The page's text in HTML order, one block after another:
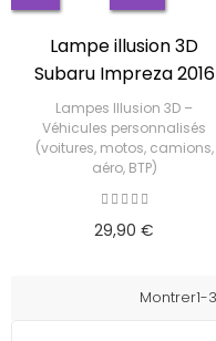
Lampe illusion 3D
Subaru Impreza 2016
Lampes Illusion 3D –
Véhicules personnalisés
(voitures, motos, camions,
aéro, BTP)
29,90 €